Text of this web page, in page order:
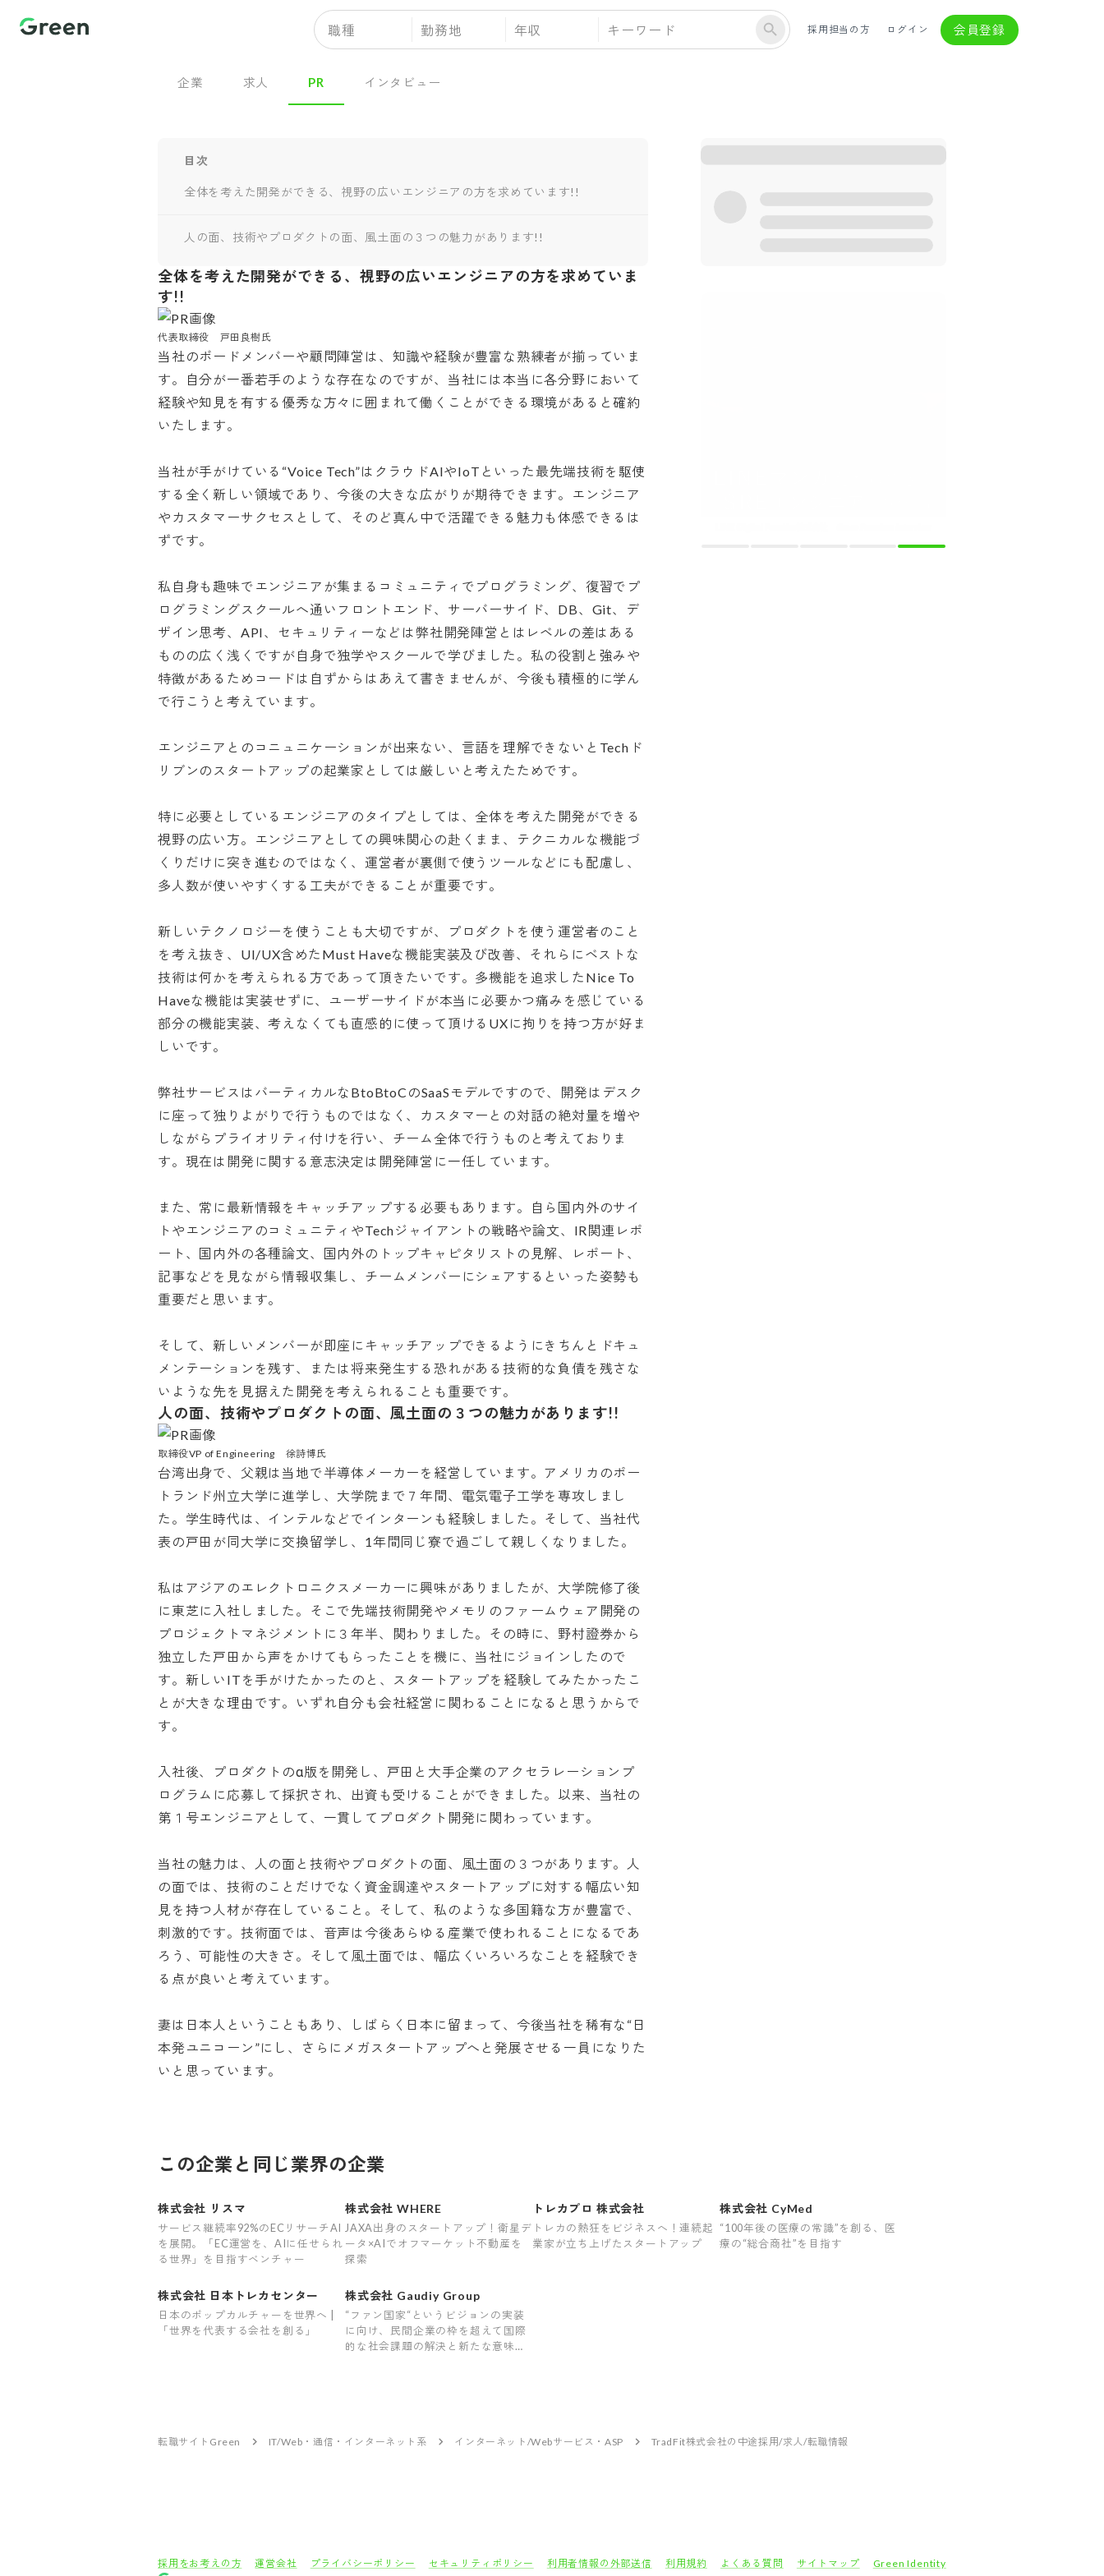
職種 勤務地 年収 採用担当の方 ログイン 会員登録
企業 求人 PR インタビュー
目次
全体を考えた開発ができる、視野の広いエンジニアの方を求めています!!
人の面、技術やプロダクトの面、風土面の３つの魅力があります!!
全体を考えた開発ができる、視野の広いエンジニアの方を求めていま
す!!
代表取締役　戸田良樹氏
当社のボードメンバーや顧問陣営は、知識や経験が豊富な熟練者が揃っていま
す。自分が一番若手のような存在なのですが、当社には本当に各分野において
経験や知見を有する優秀な方々に囲まれて働くことができる環境があると確約
いたします。
当社が手がけている“Voice Tech”はクラウドAIやIoTといった最先端技術を駆使
する全く新しい領域であり、今後の大きな広がりが期待できます。エンジニア
やカスタマーサクセスとして、そのど真ん中で活躍できる魅力も体感できるは
ずです。
私自身も趣味でエンジニアが集まるコミュニティでプログラミング、復習でプ
ログラミングスクールへ通いフロントエンド、サーバーサイド、DB、Git、デ
ザイン思考、API、セキュリティーなどは弊社開発陣営とはレベルの差はある
ものの広く浅くですが自身で独学やスクールで学びました。私の役割と強みや
特徴があるためコードは自ずからはあえて書きませんが、今後も積極的に学ん
で行こうと考えています。
エンジニアとのコニュニケーションが出来ない、言語を理解できないとTechド
リブンのスタートアップの起業家としては厳しいと考えたためです。
特に必要としているエンジニアのタイプとしては、全体を考えた開発ができる
視野の広い方。エンジニアとしての興味関心の赴くまま、テクニカルな機能づ
くりだけに突き進むのではなく、運営者が裏側で使うツールなどにも配慮し、
多人数が使いやすくする工夫ができることが重要です。
新しいテクノロジーを使うことも大切ですが、プロダクトを使う運営者のこと
を考え抜き、UI/UX含めたMust Haveな機能実装及び改善、それらにベストな
技術は何かを考えられる方であって頂きたいです。多機能を追求したNice To
Haveな機能は実装せずに、ユーザーサイドが本当に必要かつ痛みを感じている
部分の機能実装、考えなくても直感的に使って頂けるUXに拘りを持つ方が好ま
しいです。
弊社サービスはバーティカルなBtoBtoCのSaaSモデルですので、開発はデスク
に座って独りよがりで行うものではなく、カスタマーとの対話の絶対量を増や
しながらプライオリティ付けを行い、チーム全体で行うものと考えておりま
す。現在は開発に関する意志決定は開発陣営に一任しています。
また、常に最新情報をキャッチアップする必要もあります。自ら国内外のサイ
トやエンジニアのコミュニティやTechジャイアントの戦略や論文、IR関連レポ
ート、国内外の各種論文、国内外のトップキャピタリストの見解、レポート、
記事などを見ながら情報収集し、チームメンバーにシェアするといった姿勢も
重要だと思います。
そして、新しいメンバーが即座にキャッチアップできるようにきちんとドキュ
メンテーションを残す、または将来発生する恐れがある技術的な負債を残さな
いような先を見据えた開発を考えられることも重要です。
人の面、技術やプロダクトの面、風土面の３つの魅力があります!!
取締役VP of Engineering　徐詩博氏
台湾出身で、父親は当地で半導体メーカーを経営しています。アメリカのポー
トランド州立大学に進学し、大学院まで７年間、電気電子工学を専攻しまし
た。学生時代は、インテルなどでインターンも経験しました。そして、当社代
表の戸田が同大学に交換留学し、1年間同じ寮で過ごして親しくなりました。
私はアジアのエレクトロニクスメーカーに興味がありましたが、大学院修了後
に東芝に入社しました。そこで先端技術開発やメモリのファームウェア開発の
プロジェクトマネジメントに３年半、関わりました。その時に、野村證券から
独立した戸田から声をかけてもらったことを機に、当社にジョインしたので
す。新しいITを手がけたかったのと、スタートアップを経験してみたかったこ
とが大きな理由です。いずれ自分も会社経営に関わることになると思うからで
す。
入社後、プロダクトのα版を開発し、戸田と大手企業のアクセラレーションプ
ログラムに応募して採択され、出資も受けることができました。以来、当社の
第１号エンジニアとして、一貫してプロダクト開発に関わっています。
当社の魅力は、人の面と技術やプロダクトの面、風土面の３つがあります。人
の面では、技術のことだけでなく資金調達やスタートアップに対する幅広い知
見を持つ人材が存在していること。そして、私のような多国籍な方が豊富で、
刺激的です。技術面では、音声は今後あらゆる産業で使われることになるであ
ろう、可能性の大きさ。そして風土面では、幅広くいろいろなことを経験でき
る点が良いと考えています。
妻は日本人ということもあり、しばらく日本に留まって、今後当社を稀有な“日
本発ユニコーン”にし、さらにメガスタートアップへと発展させる一員になりた
いと思っています。
この企業と同じ業界の企業
株式会社 リスマ
サービス継続率92%のECリサーチAI
を展開。「EC運営を、AIに任せられ
る世界」を目指すベンチャー
株式会社 WHERE
JAXA出身のスタートアップ！衛星デ
ータ×AIでオフマーケット不動産を
探索
トレカプロ 株式会社
トレカの熱狂をビジネスへ！連続起
業家が立ち上げたスタートアップ
株式会社 CyMed
“100年後の医療の常識”を創る、医
療の“総合商社”を目指す
株式会社 日本トレカセンター
日本のポップカルチャーを世界へ |
「世界を代表する会社を創る」
株式会社 Gaudiy Group
“ファン国家“というビジョンの実装
に向け、民間企業の枠を超えて国際
的な社会課題の解決と新たな意味と
転職サイトGreen IT/Web・通信・インターネット系 インターネット/Webサービス・ASP TradFit株式会社の中途採用/求人/転職情報
採用をお考えの方 運営会社 プライバシーポリシー セキュリティポリシー 利用者情報の外部送信 利用規約 よくある質問 サイトマップ
Green Identity